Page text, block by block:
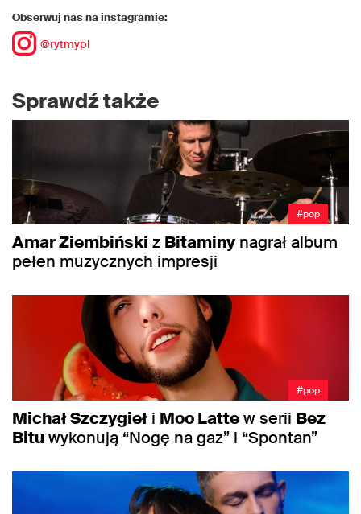
Obserwuj nas na instagramie:
@rytmypl
Sprawdź także
#pop
Amar Ziembiński z Bitaminy nagrał album
pełen muzycznych impresji
#pop
Michał Szczygieł i Moo Lattew serii Bez
Bituwykonują “Nogę na gaz” i “Spontan”